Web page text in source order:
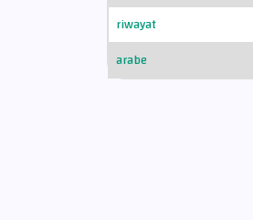
riwayat
arabe